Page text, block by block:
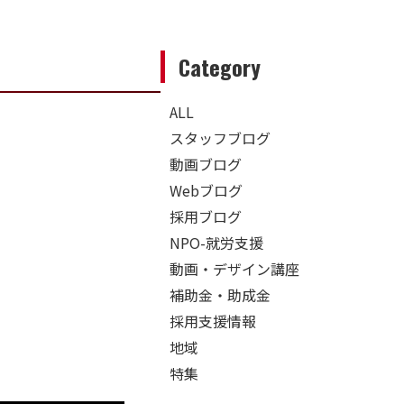
Category
ALL
スタッフブログ
動画ブログ
Webブログ
採用ブログ
NPO-就労支援
動画・デザイン講座
補助金・助成金
採用支援情報
地域
特集